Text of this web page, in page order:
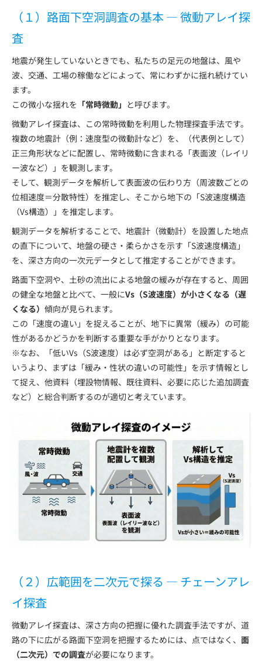
（１）路面下空洞調査の基本 ― 微動アレイ探
査
地震が発生していないときでも、私たちの足元の地盤は、風や
波、交通、工場の稼働などによって、常にわずかに揺れ続けてい
ます。
この微小な揺れを 「常時微動」 と呼びます。
微動アレイ探査は、この常時微動を利用した物理探査手法です。
複数の地震計（例：速度型の微動計など）を、（代表例として）
正三角形状などに配置し、常時微動に含まれる「表面波（レイリ
ー波など）」を観測します。
そして、観測データを解析して表面波の伝わり方（周波数ごとの
位相速度＝分散特性）を推定し、そこから地下の「S波速度構造
（Vs構造）」を推定します。
観測データを解析することで、地震計（微動計）を設置した地点
の直下について、地盤の硬さ・柔らかさを示す「S波速度構造」
を、深さ方向の一次元データとして推定することができます。
路面下空洞や、土砂の流出による地盤の緩みが存在すると、周囲
の健全な地盤と比べて、一般にVs（S波速度）が小さくなる（遅
くなる） 傾向が見られます。
この「速度の違い」を捉えることが、地下に異常（緩み）の可能
性があるかどうかを判断する重要な手がかりとなります。
※なお、「低いVs（S波速度）は必ず空洞がある」と断定すると
いうより、まずは「緩み・性状の違いの可能性」を示す情報とし
て捉え、他資料（埋設物情報、既往資料、必要に応じた追加調査
など）と総合判断するのが適切と考えています。
（２）広範囲を二次元で探る ― チェーンアレ
イ探査
微動アレイ探査は、深さ方向の把握に優れた調査手法ですが、道
路の下に広がる路面下空洞を把握するためには、点ではなく、 面
（二次元）での調査が必要になります。